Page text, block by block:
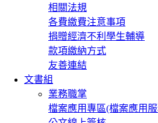
相關法規
各費繳費注意事項
捐贈經濟不利學生輔導
款項繳納方式
友善連結
文書組
業務職掌
檔案應用專區(檔案應用